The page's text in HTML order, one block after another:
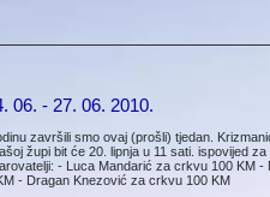
06. - 27. 06. 2010.
završili smo ovaj (prošli) tjedan.
župi bit će 20. lipnja u 11 sati. ispovijed
- Luca Mandarić za crkvu 100
- Dragan Knezović za crkvu 100 KM